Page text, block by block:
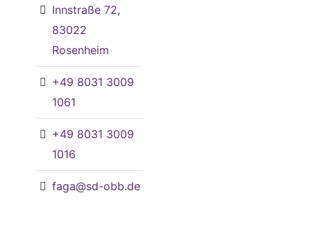
Innstraße 72,
83022
Rosenheim
+49 8031 3009
1061
+49 8031 3009
1016
faga@sd-obb.de